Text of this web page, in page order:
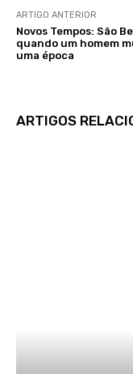
ARTIGO ANTERIOR
Novos Tempos: São
quando um homem
uma época
ARTIGOS